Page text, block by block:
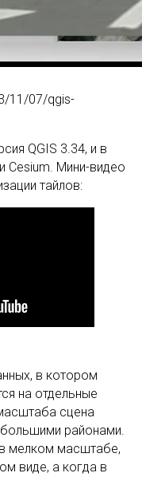
11/07/qgis-
QGIS 3.34, и в
Cesium. Мини-видео
тайлов:
в котором
на отдельные
сцена
районами.
мелком масштабе,
виде, а когда в